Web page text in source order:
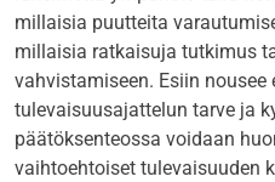
millaisia puutteita
millaisia ratkaisuja tutkimus
vahvistamiseen. Esiin nousee
tulevaisuusajattelun tarve ja
päätöksenteossa voidaan
vaihtoehtoiset tulevaisuuden